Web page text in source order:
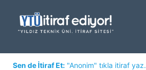
Sen de İtiraf Et: "Anonim" tıkla itiraf yaz.